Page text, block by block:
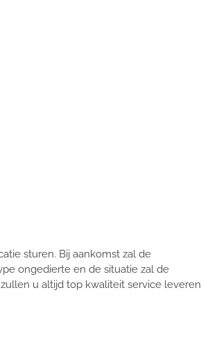
sturen. Bij aankomst zal de
ongedierte en de situatie zal de
u altijd top kwaliteit service leveren